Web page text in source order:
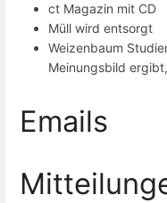
ct Magazin mit CD
Müll wird entsorgt
Weizenbaum
Meinungsbild
Emails